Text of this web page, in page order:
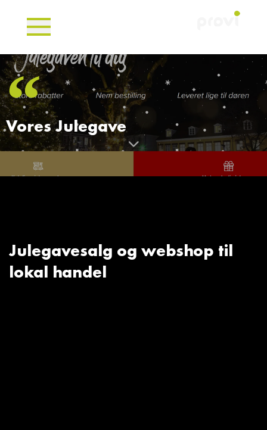
Vores Julegave
Julegavesalg og webshop til
lokal handel